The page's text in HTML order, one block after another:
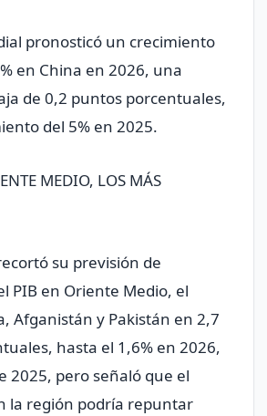
pronosticó un crecimiento
en China en 2026, una
de 0,2 puntos porcentuales,
​del 5% en 2025.
MEDIO, LOS MÁS
su previsión de
PIB en Oriente Medio, el
Afganistán y Pakistán en 2,7
hasta el 1,6% en 2026,
2025, pero señaló que el
la región podría repuntar